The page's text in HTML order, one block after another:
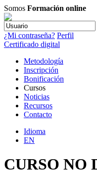
Somos Formación online
¿Mi contraseña? Perfil
Certificado digital
Metodología
Inscripción
Bonificación
Cursos
Noticias
Recursos
Contacto
Idioma
EN
CURSO NO